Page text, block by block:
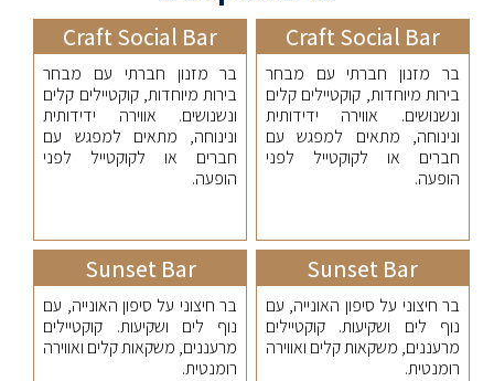
Craft Social Bar
בר מזנון חברתי עם מבחר
בירות מיוחדות, קוקטיילים קלים
ונשנושים. אווירה ידידותית
ונינוחה, מתאים למפגש עם
חברים או לקוקטייל לפני
הופעה.
Craft Social Bar
בר מזנון חברתי עם מבחר
בירות מיוחדות, קוקטיילים קלים
ונשנושים. אווירה ידידותית
ונינוחה, מתאים למפגש עם
חברים או לקוקטייל לפני
הופעה.
Sunset Bar
בר חיצוני על סיפון האונייה, עם
נוף לים ושקיעות. קוקטיילים
מרעננים, משקאות קלים ואווירה
רומנטית.
Sunset Bar
בר חיצוני על סיפון האונייה, עם
נוף לים ושקיעות. קוקטיילים
מרעננים, משקאות קלים ואווירה
רומנטית.